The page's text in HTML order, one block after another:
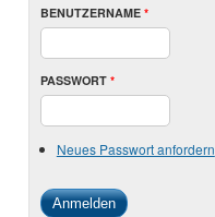
BENUTZERNAME *
PASSWORT *
Neues Passwort anfordern